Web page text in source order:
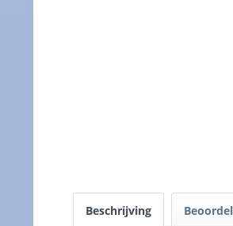
Beschrijving